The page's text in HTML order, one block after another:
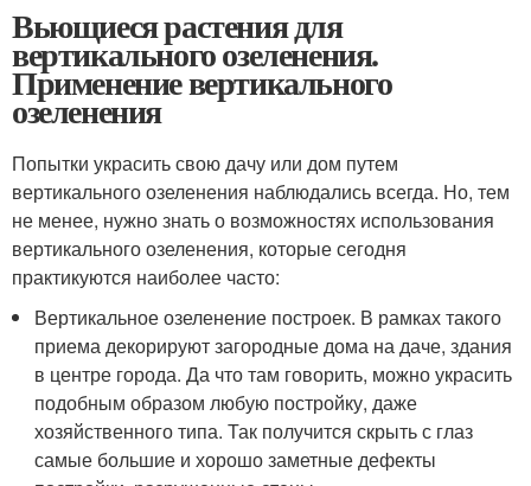
Вьющиеся растения для
вертикального озеленения.
Применение вертикального
озеленения
Попытки украсить свою дачу или дом путем
вертикального озеленения наблюдались всегда. Но, тем
не менее, нужно знать о возможностях использования
вертикального озеленения, которые сегодня
практикуются наиболее часто:
Вертикальное озеленение построек. В рамках такого
приема декорируют загородные дома на даче, здания
в центре города. Да что там говорить, можно украсить
подобным образом любую постройку, даже
хозяйственного типа. Так получится скрыть с глаз
самые большие и хорошо заметные дефекты